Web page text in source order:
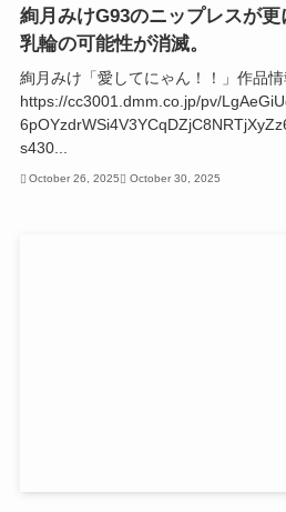
絢月みけG93のニップレスが
乳輪の可能性が消滅。
絢月みけ「愛してにゃん！！」作品
https://cc3001.dmm.co.jp/pv/
s430...
October 26, 2025 October 30, 2025